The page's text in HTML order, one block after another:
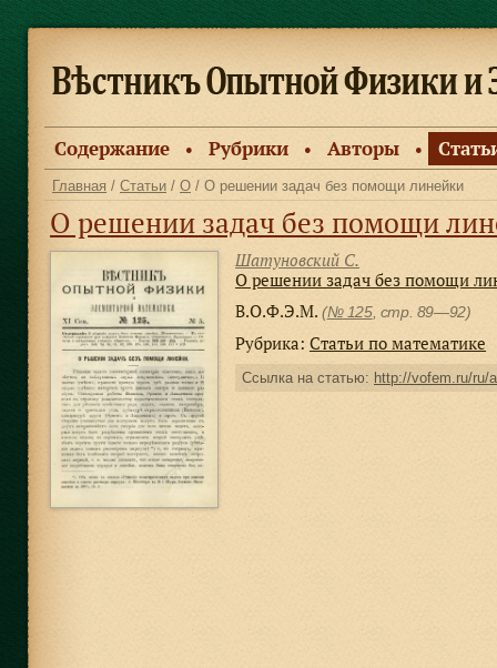
Содержание ● Рубрики ● Авторы ●
Главная / Статьи / О / О решении задач без помощи линейки
О решении задач без помощи
Шатуновский С.
О решении задач без помощи
В.О.Ф.Э.М. (№ 125, стр. 89—92)
Рубрика: Статьи по математике
Ссылка на статью: http://vofem.ru/ru/